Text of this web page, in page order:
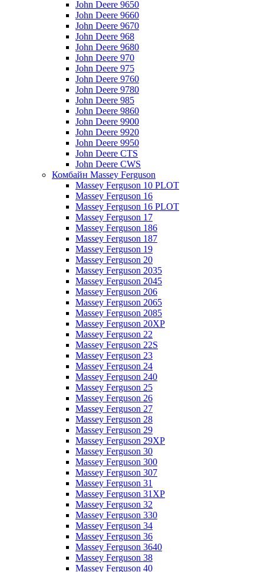
John Deere 9650
John Deere 9660
John Deere 9670
John Deere 968
John Deere 9680
John Deere 970
John Deere 975
John Deere 9760
John Deere 9780
John Deere 985
John Deere 9860
John Deere 9900
John Deere 9920
John Deere 9950
John Deere CTS
John Deere CWS
Комбайн Massey Ferguson
Massey Ferguson 10 PLOT
Massey Ferguson 16
Massey Ferguson 16 PLOT
Massey Ferguson 17
Massey Ferguson 186
Massey Ferguson 187
Massey Ferguson 19
Massey Ferguson 20
Massey Ferguson 2035
Massey Ferguson 2045
Massey Ferguson 206
Massey Ferguson 2065
Massey Ferguson 2085
Massey Ferguson 20XP
Massey Ferguson 22
Massey Ferguson 22S
Massey Ferguson 23
Massey Ferguson 24
Massey Ferguson 240
Massey Ferguson 25
Massey Ferguson 26
Massey Ferguson 27
Massey Ferguson 28
Massey Ferguson 29
Massey Ferguson 29XP
Massey Ferguson 30
Massey Ferguson 300
Massey Ferguson 307
Massey Ferguson 31
Massey Ferguson 31XP
Massey Ferguson 32
Massey Ferguson 330
Massey Ferguson 34
Massey Ferguson 36
Massey Ferguson 3640
Massey Ferguson 38
Massey Ferguson 40